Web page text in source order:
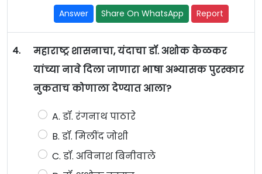
Answer Share On WhatsApp Report
4.
महाराष्ट्र शासनाचा, यंदाचा डॉ. अशोक केळकर
यांच्या नावे दिला जाणारा भाषा अभ्यासक पुरस्कार
नुकताच कोणाला देण्यात आला?
A. डॉ. रंगनाथ पाठारे
B. डॉ. मिलींद जोशी
C. डॉ. अविनाश बिनीवाले